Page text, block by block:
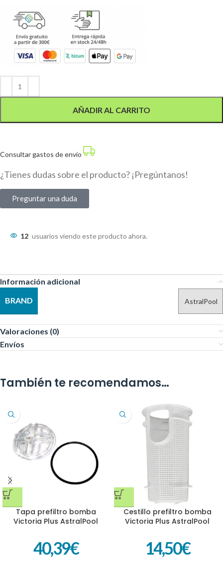
AÑADIR AL CARRITO
Consultar gastos de envío
¿Tienes dudas sobre el producto? ¡Pregúntanos!
Preguntar una duda
12 usuarios viendo este producto ahora.
Información adicional
BRAND
AstralPool
Valoraciones (0)
Envíos
También te recomendamos…
Tapa prefiltro bomba
Victoria Plus AstralPool
40,39€
Cestillo prefiltro bomba
Victoria Plus AstralPool
14,50€